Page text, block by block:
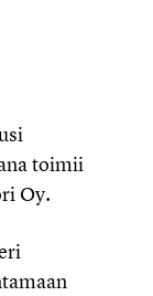
toimii
Oy.